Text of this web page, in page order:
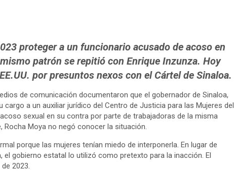
proteger a un funcionario acusado de acoso en
patrón se repitió con Enrique Inzunza. Hoy
por presuntos nexos con el Cártel de Sinaloa.
de comunicación documentaron que el gobernador de Sinaloa,
cargo a un auxiliar jurídico del Centro de Justicia para las Mujeres del
sexual en su contra por parte de trabajadoras de la misma
Moya no negó conocer la situación.
porque las mujeres tenían miedo de interponerla. En lugar de
gobierno estatal lo utilizó como pretexto para la inacción. El
2023.